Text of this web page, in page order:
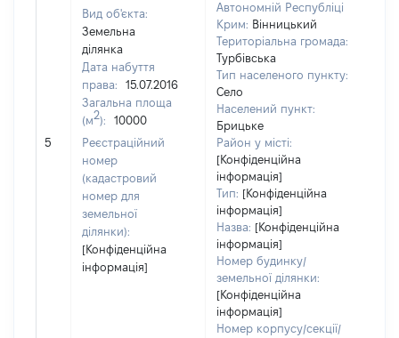
5
Вид об'єкта:
Земельна
ділянка
Дата набуття
права:
15.07.2016
Загальна площа
(м2):
10000
Реєстраційний
номер
(кадастровий
номер для
земельної
ділянки):
[Конфіденційна
інформація]
Автономній Республіці
Крим: Вінницький
Територіальна громада:
Турбівська
Тип населеного пункту:
Село
Населений пункт:
Брицьке
Район у місті:
[Конфіденційна
інформація]
Тип: [Конфіденційна
інформація]
Назва: [Конфіденційна
інформація]
Номер будинку/
земельної ділянки:
[Конфіденційна
інформація]
Номер корпусу/секції/